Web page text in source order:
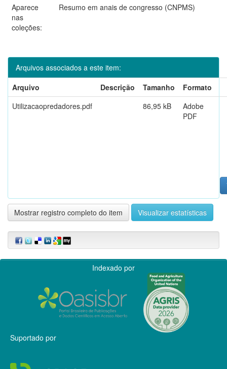
Aparece
nas
coleções:
Resumo em anais de congresso (CNPMS)
Arquivos associados a este item:
Arquivo
Descrição Tamanho
Formato
Utilizacaopredadores.pdf
86,95 kB
Adobe
PDF
Mostrar registro completo do item Visualizar estatísticas
Indexado por
Suportado por